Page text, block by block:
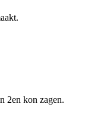
2en kon zagen.